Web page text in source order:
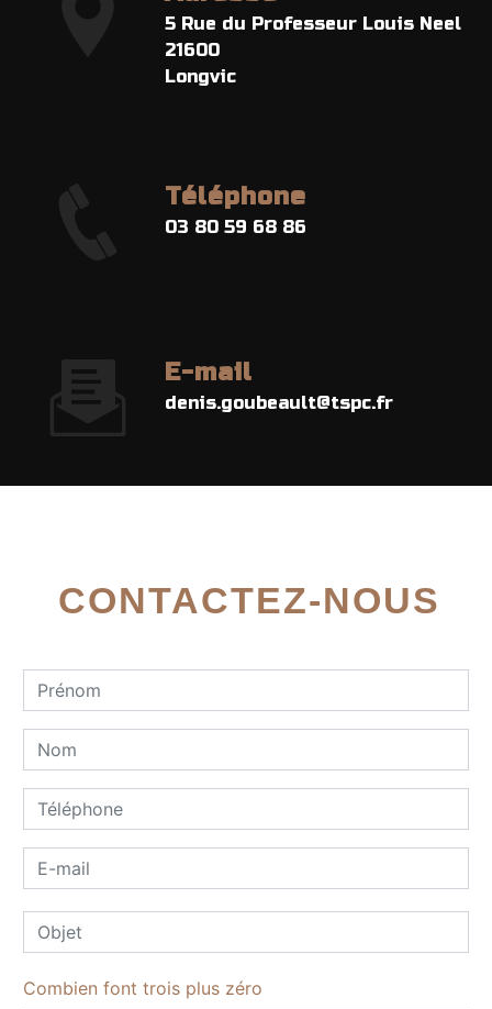
5 Rue du Professeur Louis Neel
21600
Longvic
Téléphone
03 80 59 68 86
E-mail
denis.goubeault@tspc.fr
CONTACTEZ-NOUS
Combien font trois plus zéro